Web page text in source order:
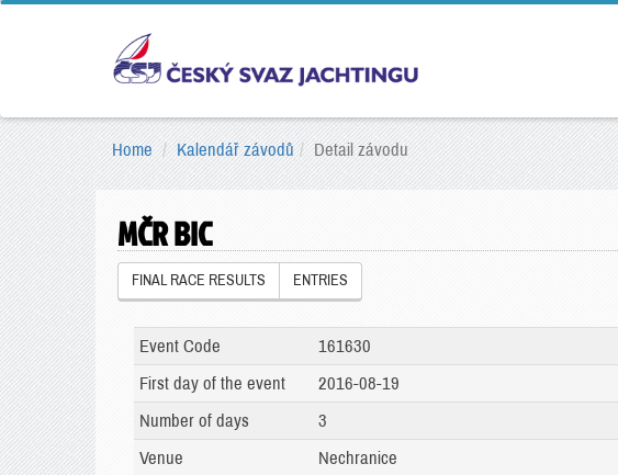
Home Kalendář závodů Detail závodu
MČR BIC
FINAL RACE RESULTS ENTRIES
Event Code
161630
First day of the event
2016-08-19
Number of days
3
Venue
Nechranice